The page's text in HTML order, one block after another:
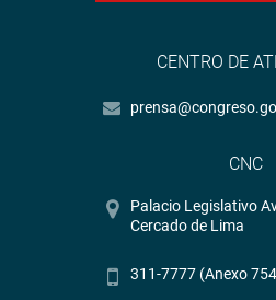
CENTRO DE
CNC
Palacio Legislativo
Cercado de Lima
311-7777 (Anexo